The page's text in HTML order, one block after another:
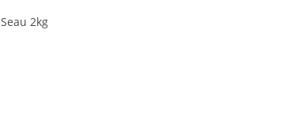
Seau 2kg